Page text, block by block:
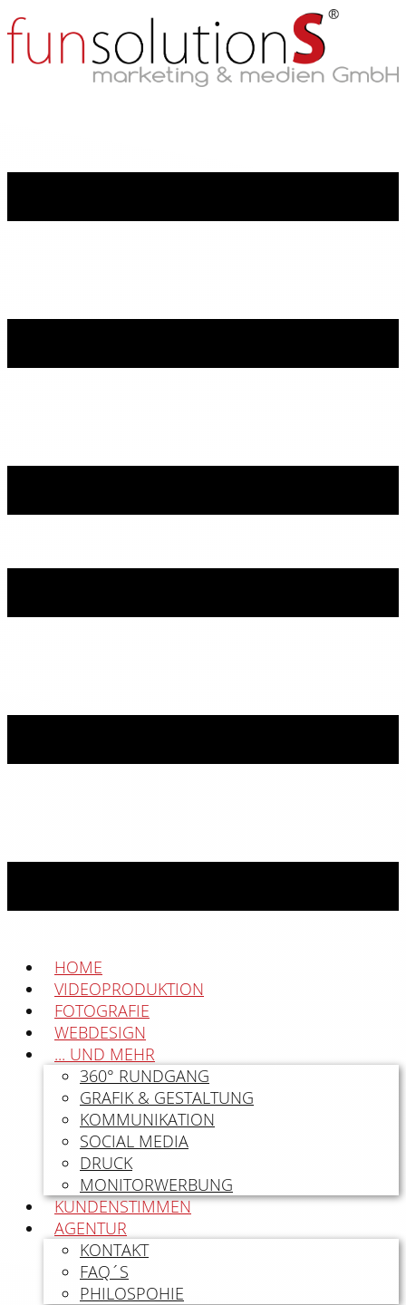
HOME
VIDEOPRODUKTION
FOTOGRAFIE
WEBDESIGN
... UND MEHR
360° RUNDGANG
GRAFIK & GESTALTUNG
KOMMUNIKATION
SOCIAL MEDIA
DRUCK
MONITORWERBUNG
KUNDENSTIMMEN
AGENTUR
KONTAKT
FAQ´S
PHILOSPOHIE